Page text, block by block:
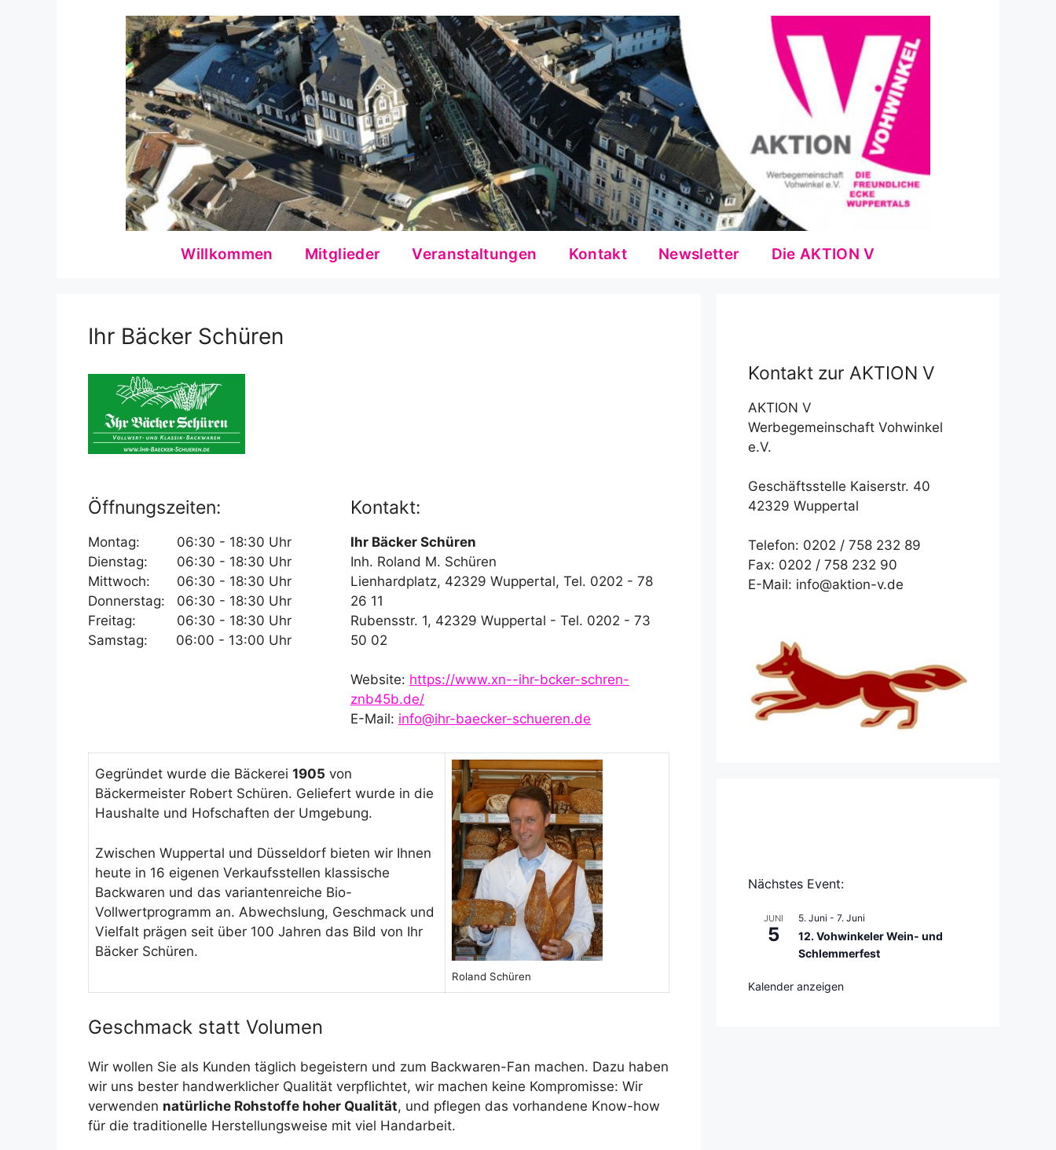
Willkommen Mitglieder Veranstaltungen Kontakt Newsletter Die AKTION V
Ihr Bäcker Schüren
Öffnungszeiten:
Montag:
06:30 - 18:30 Uhr
Dienstag:
06:30 - 18:30 Uhr
Mittwoch:
06:30 - 18:30 Uhr
Donnerstag:
06:30 - 18:30 Uhr
Freitag:
06:30 - 18:30 Uhr
Samstag:
06:00 - 13:00 Uhr
Kontakt:
Ihr Bäcker Schüren
Inh. Roland M. Schüren
Lienhardplatz, 42329 Wuppertal, Tel. 0202 - 78
26 11
Rubensstr. 1, 42329 Wuppertal - Tel. 0202 - 73
50 02
Website: https://www.xn--ihr-bcker-schren-
znb45b.de/
E-Mail: info@ihr-baecker-schueren.de
Gegründet wurde die Bäckerei 1905 von
Bäckermeister Robert Schüren. Geliefert wurde in die
Haushalte und Hofschaften der Umgebung.
Zwischen Wuppertal und Düsseldorf bieten wir Ihnen
heute in 16 eigenen Verkaufsstellen klassische
Backwaren und das variantenreiche Bio-
Vollwertprogramm an. Abwechslung, Geschmack und
Vielfalt prägen seit über 100 Jahren das Bild von Ihr
Bäcker Schüren.
Roland Schüren
Geschmack statt Volumen
Wir wollen Sie als Kunden täglich begeistern und zum Backwaren-Fan machen. Dazu haben
wir uns bester handwerklicher Qualität verpflichtet, wir machen keine Kompromisse: Wir
verwenden natürliche Rohstoffe hoher Qualität, und pflegen das vorhandene Know-how
für die traditionelle Herstellungsweise mit viel Handarbeit.
Kontakt zur AKTION V
AKTION V
Werbegemeinschaft Vohwinkel
e.V.
Geschäftsstelle Kaiserstr. 40
42329 Wuppertal
Telefon: 0202 / 758 232 89
Fax: 0202 / 758 232 90
E-Mail: info@aktion-v.de
Nächstes Event:
JUNI
5
5. Juni - 7. Juni
12. Vohwinkeler Wein- und
Schlemmerfest
Kalender anzeigen